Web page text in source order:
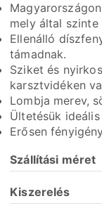
mely által
Ellenálló
támadnak.
Sziket és
karsztvidéken
Lombja merev,
Ültetésük
Erősen
Szállítási méret
Kiszerelés